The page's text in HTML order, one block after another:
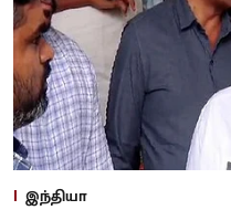
இந்தியா